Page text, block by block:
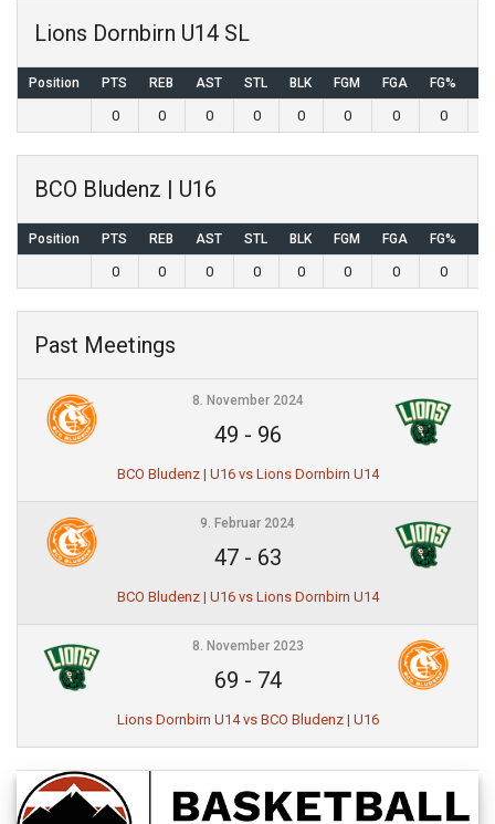
Lions Dornbirn U14 SL
Position PTS REB AST STL BLK FGM FGA FG%
0 0 0 0 0 0 0 0
BCO Bludenz | U16
Position PTS REB AST STL BLK FGM FGA FG%
0 0 0 0 0 0 0 0
Past Meetings
8. November 2024
49 - 96
BCO Bludenz | U16 vs Lions Dornbirn U14
9. Februar 2024
47- 63
BCO Bludenz | U16 vs Lions Dornbirn U14
8. November 2023
69 - 74
Lions Dornbirn U14 vs BCO Bludenz | U16